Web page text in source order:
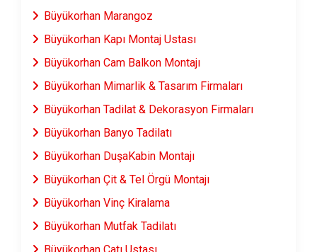
Büyükorhan Marangoz
Büyükorhan Kapı Montaj Ustası
Büyükorhan Cam Balkon Montajı
Büyükorhan Mimarlik & Tasarım Firmaları
Büyükorhan Tadilat & Dekorasyon Firmaları
Büyükorhan Banyo Tadilatı
Büyükorhan DuşaKabin Montajı
Büyükorhan Çit & Tel Örgü Montajı
Büyükorhan Vinç Kiralama
Büyükorhan Mutfak Tadilatı